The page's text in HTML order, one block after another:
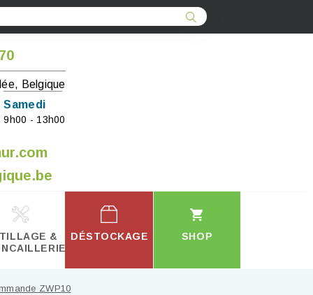
Belgique
Samedi
9h00 - 13h00
&
DÉSTOCKAGE SHOP
ZWP10